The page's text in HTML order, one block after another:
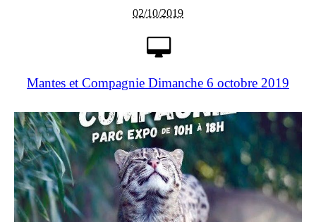
02/10/2019
Mantes et Compagnie Dimanche 6 octobre 2019